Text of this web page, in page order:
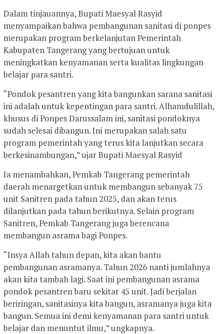
Dalam tinjauannya, Bupati Maesyal Rasyid
menyampaikan bahwa pembangunan sanitasi di ponpes
merupakan program berkelanjutan Pemerintah
Kabupaten Tangerang yang bertujuan untuk
meningkatkan kenyamanan serta kualitas lingkungan
belajar para santri.
“Pondok pesantren yang kita bangunkan sarana sanitasi
ini adalah untuk kepentingan para santri. Alhamdulillah,
khusus di Ponpes Darussalam ini, sanitasi pondoknya
sudah selesai dibangun. Ini merupakan salah satu
program pemerintah yang terus kita lanjutkan secara
berkesinambungan,” ujar Bupati Maesyal Rasyid
Ia menambahkan, Pemkab Tangerang pemerintah
daerah menargetkan untuk membangun sebanyak 75
unit Sanitren pada tahun 2025, dan akan terus
dilanjutkan pada tahun berikutnya. Selain program
Sanitren, Pemkab Tangerang juga berencana
membangun asrama bagi Ponpes.
“Insya Allah tahun depan, kita akan bantu
pembangunan asramanya. Tahun 2026 nanti jumlahnya
akan kita tambah lagi. Saat ini pembangunan asrama
pondok pesantren baru sekitar 45 unit. Jadi berjalan
beriringan, sanitasinya kita bangun, asramanya juga kita
bangun. Semua ini demi kenyamanan para santri untuk
belajar dan menuntut ilmu,” ungkapnya.